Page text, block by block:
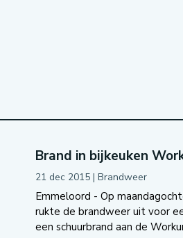
Brand in bijkeuken
21 dec 2015| Brandweer
Emmeloord - Op
rukte de brandweer uit voor
een schuurbrand aan de